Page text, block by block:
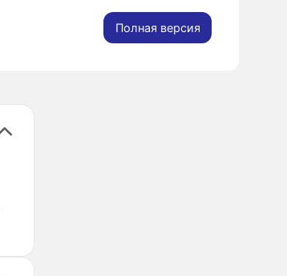
Полная версия